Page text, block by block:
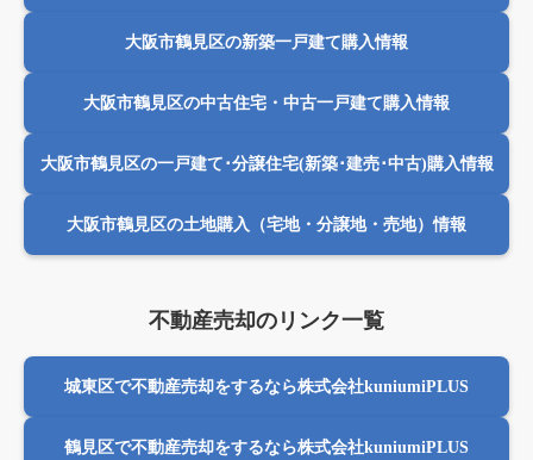
大阪市鶴見区の新築一戸建て購入情報
大阪市鶴見区の中古住宅・中古一戸建て購入情報
大阪市鶴見区の一戸建て･分譲住宅(新築･建売･中古)購入情報
大阪市鶴見区の土地購入（宅地・分譲地・売地）情報
不動産売却のリンク一覧
城東区で不動産売却をするなら株式会社kuniumiPLUS
鶴見区で不動産売却をするなら株式会社kuniumiPLUS